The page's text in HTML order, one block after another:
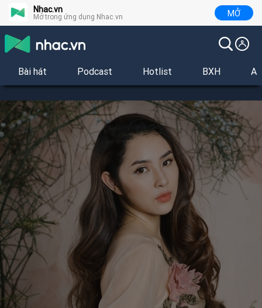
Nhac.vn
Mở trong ứng dụng Nhac.vn MỞ
Bài hát Podcast Hotlist BXH